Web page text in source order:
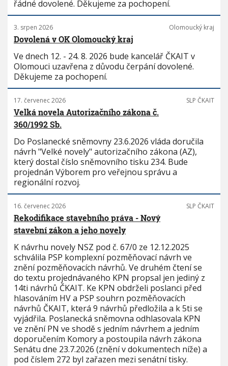
řádné dovolené. Děkujeme za pochopení.
3. srpen 2026 Olomoucký kraj
Dovolená v OK Olomoucký kraj
Ve dnech 12. - 24. 8. 2026 bude kancelář ČKAIT v
Olomouci uzavřena z důvodu čerpání dovolené.
Děkujeme za pochopení.
17. červenec 2026 SLP ČKAIT
Velká novela Autorizačního zákona č.
360/1992 Sb.
Do Poslanecké sněmovny 23.6.2026 vláda doručila
návrh "Velké novely" autorizačního zákona (AZ),
který dostal číslo sněmovního tisku 234. Bude
projednán Výborem pro veřejnou správu a
regionální rozvoj.
16. červenec 2026 SLP ČKAIT
Rekodifikace stavebního práva - Nový
stavební zákon a jeho novely
K návrhu novely NSZ pod č. 67/0 ze 12.12.2025
schválila PSP komplexní pozměňovací návrh ve
znění pozměňovacích návrhů. Ve druhém čtení se
do textu projednávaného KPN propsal jen jediný z
14ti návrhů ČKAIT. Ke KPN obdrželi poslanci před
hlasováním HV a PSP souhrn pozměňovacích
návrhů ČKAIT, která 9 návrhů předložila a k 5ti se
vyjádřila. Poslanecká sněmovna odhlasovala KPN
ve znění PN ve shodě s jedním návrhem a jedním
doporučením Komory a postoupila návrh zákona
Senátu dne 23.7.2026 (znění v dokumentech níže) a
pod číslem 272 byl zařazen mezi senátní tisky.